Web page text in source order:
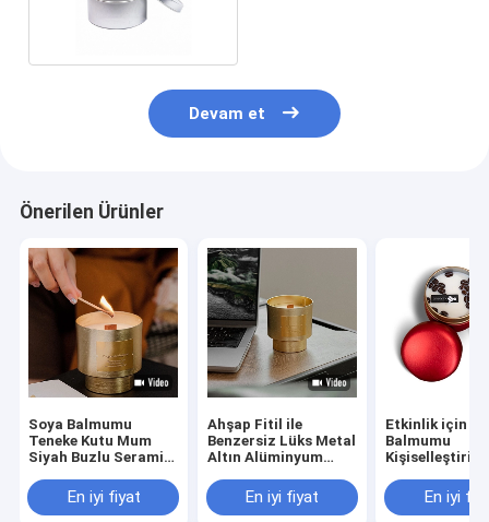
Devam et
Önerilen Ürünler
Soya Balmumu
Teneke Kutu Mum
Siyah Buzlu Seramik
Hafif Aromaterapi
En iyi fiyat
Ahşap Fitil ile
Benzersiz Lüks Metal
Altın Alüminyum
Kokulu Mum 290g
En iyi fiyat
Etkinlik için
Balmumu
Çekirdeği
Adak Kokulu
En iyi